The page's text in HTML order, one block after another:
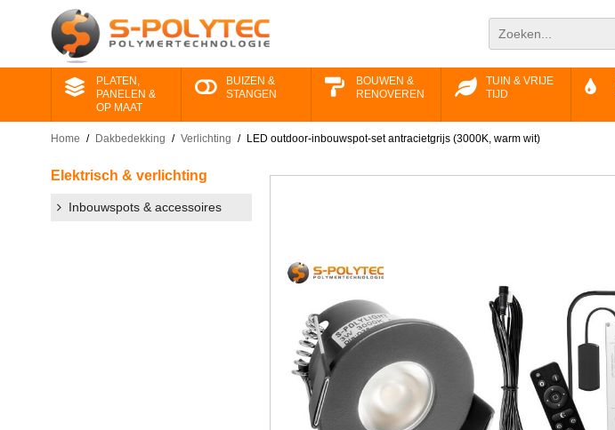
PLATEN,
PANELEN &
OP MAAT
BUIZEN &
STANGEN
BOUWEN &
RENOVEREN
TUIN & VRIJE
TIJD
Home / Dakbedekking / Verlichting / LED outdoor-inbouwspot-set antracietgrijs (3000K, warm wit)
Elektrisch & verlichting
Inbouwspots & accessoires